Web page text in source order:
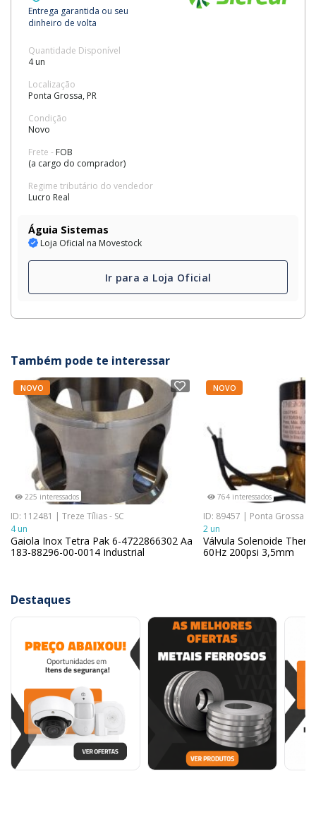
Entrega garantida ou seu
dinheiro de volta
Quantidade Disponível
4 un
Localização
Ponta Grossa, PR
Condição
Novo
Frete - FOB
(a cargo do comprador)
Regime tributário do vendedor
Lucro Real
Águia Sistemas
Loja Oficial na Movestock
Ir para a Loja Oficial
Também pode te interessar
NOVO
225 interessados
ID: 112481 | Treze Tílias - SC
4 un
Gaiola Inox Tetra Pak 6-4722866302 Aa
183-88296-00-0014 Industrial
NOVO
764 interessados
ID: 89457 | Ponta Grossa -
2 un
Válvula Solenoide
60Hz 200psi 3,5mm
Destaques